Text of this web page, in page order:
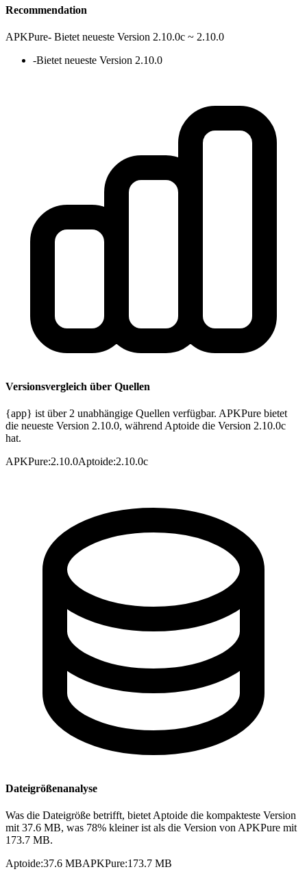
Recommendation
APKPure- Bietet neueste Version 2.10.0c ~ 2.10.0
-Bietet neueste Version 2.10.0
Versionsvergleich über Quellen
{app} ist über 2 unabhängige Quellen verfügbar. APKPure bietet
die neueste Version 2.10.0, während Aptoide die Version 2.10.0c
hat.
APKPure:2.10.0Aptoide:2.10.0c
Dateigrößenanalyse
Was die Dateigröße betrifft, bietet Aptoide die kompakteste Version
mit 37.6 MB, was 78% kleiner ist als die Version von APKPure mit
173.7 MB.
Aptoide:37.6 MBAPKPure:173.7 MB